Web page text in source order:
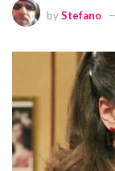
byStefano